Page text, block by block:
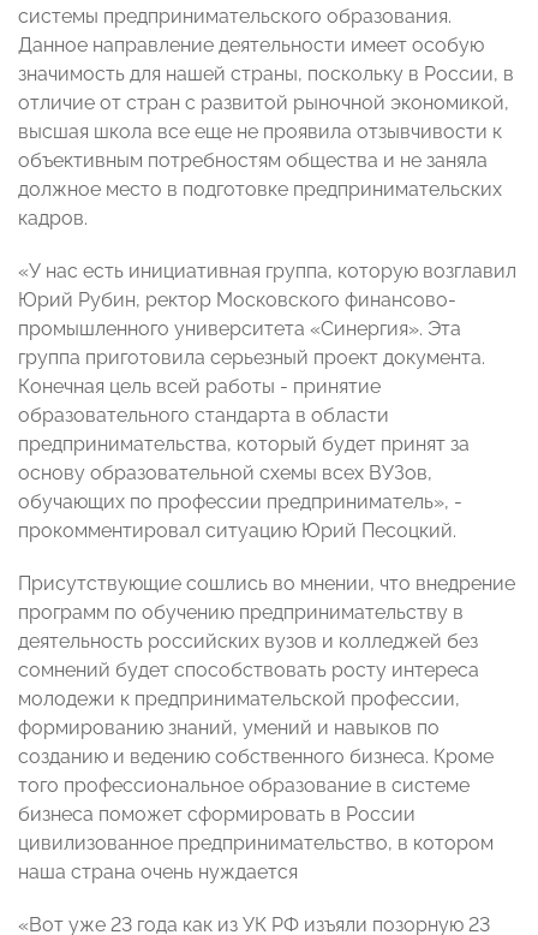
системы предпринимательского образования.
Данное направление деятельности имеет особую
значимость для нашей страны, поскольку в России, в
отличие от стран с развитой рыночной экономикой,
высшая школа все еще не проявила отзывчивости к
объективным потребностям общества и не заняла
должное место в подготовке предпринимательских
кадров.
«У нас есть инициативная группа, которую возглавил
Юрий Рубин, ректор Московского финансово-
промышленного университета «Синергия». Эта
группа приготовила серьезный проект документа.
Конечная цель всей работы - принятие
образовательного стандарта в области
предпринимательства, который будет принят за
основу образовательной схемы всех ВУЗов,
обучающих по профессии предприниматель», -
прокомментировал ситуацию Юрий Песоцкий.
Присутствующие сошлись во мнении, что внедрение
программ по обучению предпринимательству в
деятельность российских вузов и колледжей без
сомнений будет способствовать росту интереса
молодежи к предпринимательской профессии,
формированию знаний, умений и навыков по
созданию и ведению собственного бизнеса. Кроме
того профессиональное образование в системе
бизнеса поможет сформировать в России
цивилизованное предпринимательство, в котором
наша страна очень нуждается
«Вот уже 23 года как из УК РФ изъяли позорную 23